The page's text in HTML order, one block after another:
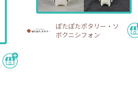
ぽたぽたポタリー・ソ
ボクニシフォン